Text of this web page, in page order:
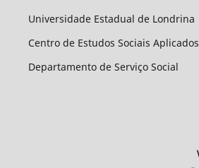
Universidade Estadual de Londrina
Centro de Estudos Sociais Aplicados
Departamento de Serviço Social